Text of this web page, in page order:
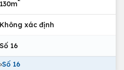
130m
Không xác định
Số 16
›Số 16